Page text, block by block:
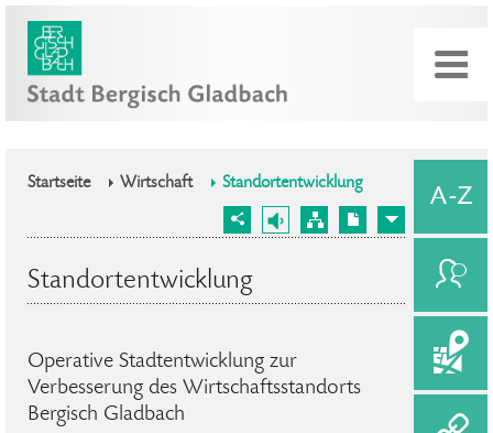
Startseite Wirtschaft Standortentwicklung
Standortentwicklung
Operative Stadtentwicklung zur
Verbesserung des Wirtschaftsstandorts
Bergisch Gladbach